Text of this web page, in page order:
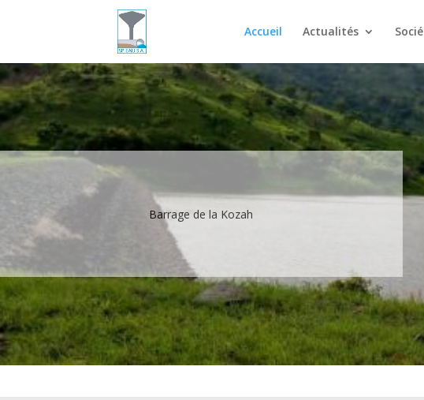
Accueil Actualités
Réservoir d'eau potable de BE